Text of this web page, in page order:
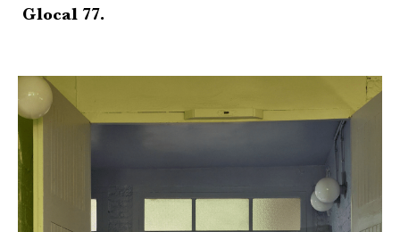
Glocal 77.